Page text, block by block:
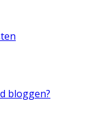
bloggen?